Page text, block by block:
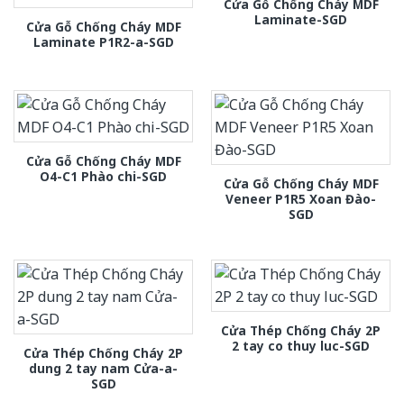
Cửa Gỗ Chống Cháy MDF
Laminate P1R2-a-SGD
Cửa Gỗ Chống Cháy MDF
Laminate-SGD
Cửa Gỗ Chống Cháy MDF
O4-C1 Phào chi-SGD
Cửa Gỗ Chống Cháy MDF
Veneer P1R5 Xoan Đào-
SGD
Cửa Thép Chống Cháy 2P
dung 2 tay nam Cửa-a-
SGD
Cửa Thép Chống Cháy 2P
2 tay co thuy luc-SGD